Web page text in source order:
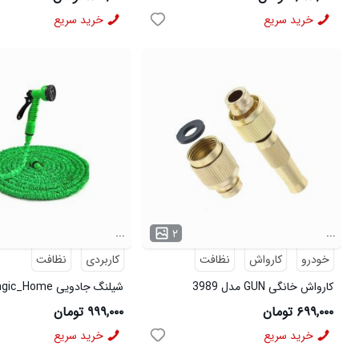
خرید سریع خرید سریع
۲
...
خودرو
کارواش
نظافت
کارواش خانگی GUN مدل 3989
۶۹۹,۰۰۰ تومان
خرید سریع
...
کاربردی
نظافت
3964
۹۹۹,۰۰۰ تومان
خرید سریع